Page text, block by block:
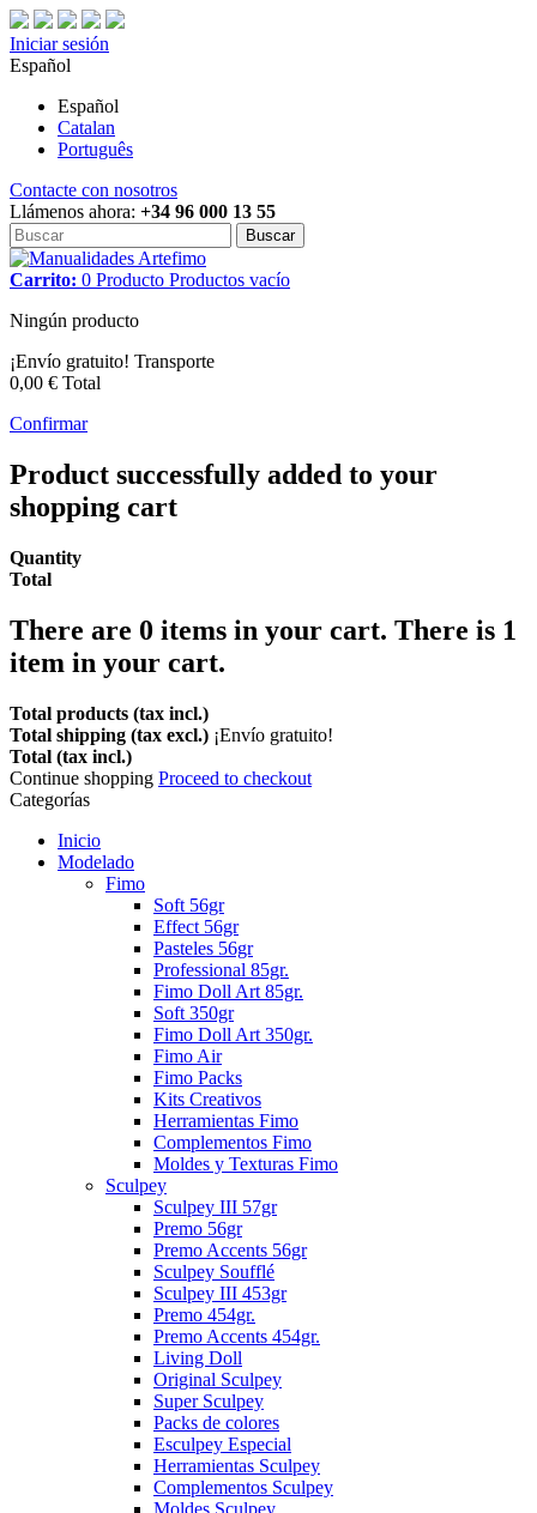
Iniciar sesión
Español
Español
Catalan
Português
Contacte con nosotros
Llámenos ahora: +34 96 000 13 55
Buscar
Carrito: 0 Producto Productos vacío
Ningún producto
¡Envío gratuito! Transporte
0,00 € Total
Confirmar
Product successfully added to your
shopping cart
Quantity
Total
There are 0 items in your cart. There is 1
item in your cart.
Total products (tax incl.)
Total shipping (tax excl.) ¡Envío gratuito!
Total (tax incl.)
Continue shopping Proceed to checkout
Categorías
Inicio
Modelado
Fimo
Soft 56gr
Effect 56gr
Pasteles 56gr
Professional 85gr.
Fimo Doll Art 85gr.
Soft 350gr
Fimo Doll Art 350gr.
Fimo Air
Fimo Packs
Kits Creativos
Herramientas Fimo
Complementos Fimo
Moldes y Texturas Fimo
Sculpey
Sculpey III 57gr
Premo 56gr
Premo Accents 56gr
Sculpey Soufflé
Sculpey III 453gr
Premo 454gr.
Premo Accents 454gr.
Living Doll
Original Sculpey
Super Sculpey
Packs de colores
Esculpey Especial
Herramientas Sculpey
Complementos Sculpey
Moldes Sculpey